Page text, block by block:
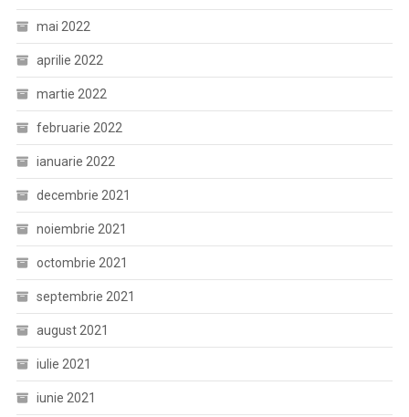
mai 2022
aprilie 2022
martie 2022
februarie 2022
ianuarie 2022
decembrie 2021
noiembrie 2021
octombrie 2021
septembrie 2021
august 2021
iulie 2021
iunie 2021